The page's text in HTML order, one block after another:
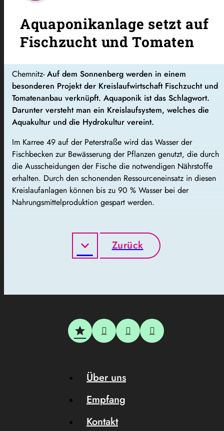
Aquaponikanlage setzt auf
Fischzucht und Tomaten
Chemnitz-Auf dem Sonnenberg werden in einem
besonderen Projekt der Kreislaufwirtschaft Fischzucht und
Tomatenanbau verknüpft. Aquaponik ist das Schlagwort.
Darunter versteht man ein Kreislaufsystem, welches die
Aquakultur und die Hydrokultur vereint.
Im Karree 49 auf der Peterstraße wird das Wasser der
Fischbecken zur Bewässerung der Pflanzen genutzt, die durch
die Ausscheidungen der Fische die notwendigen Nährstoffe
erhalten. Durch den schonenden Ressourceneinsatz in diesen
Kreislaufanlagen können bis zu 90 % Wasser bei der
Nahrungsmittelproduktion gespart werden.
Zurück
Über uns
Empfang
Kontakt